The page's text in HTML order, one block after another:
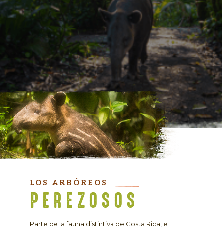
LOS ARBÓREOS
PEREZOSOS
Parte de la fauna distintiva de Costa Rica, el